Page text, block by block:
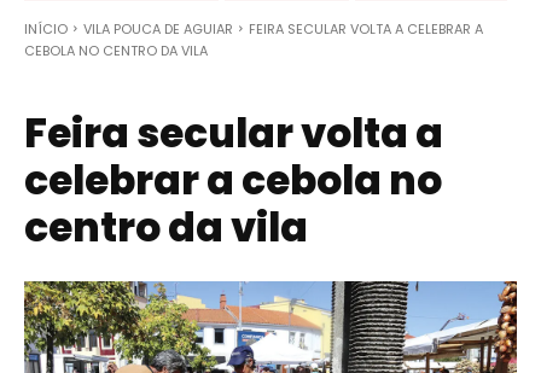
INÍCIO VILA POUCA DE AGUIAR
FEIRA SECULAR VOLTA A CELEBRAR A
CEBOLA NO CENTRO DA VILA
Feira secular volta a
celebrar a cebola no
centro da vila